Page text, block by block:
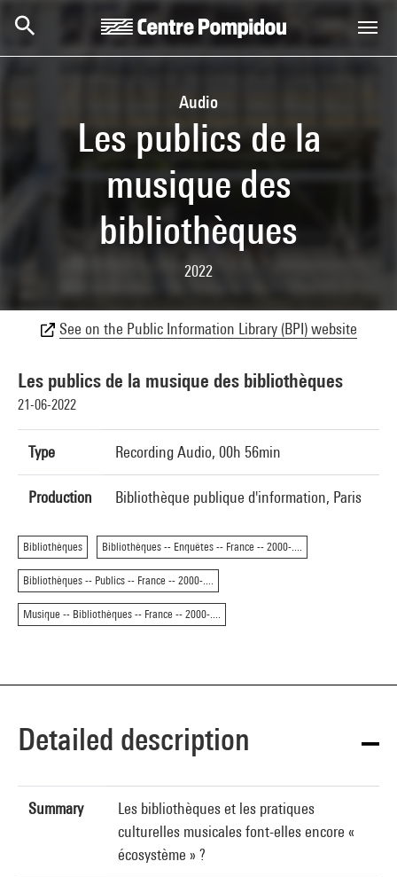
Audio
Les publics de la
musique des
bibliothèques
2022
See on the Public Information Library (BPI) website
Les publics de la musique des bibliothèques
21-06-2022
Type Recording Audio, 00h 56min
Production Bibliothèque publique d'information, Paris
Bibliothèques Bibliothèques -- Enquêtes -- France -- 2000-....
Bibliothèques -- Publics -- France -- 2000-....
Musique -- Bibliothèques -- France -- 2000-....
Detailed description
Summary
Les bibliothèques et les pratiques
culturelles musicales font-elles encore «
écosystème » ?